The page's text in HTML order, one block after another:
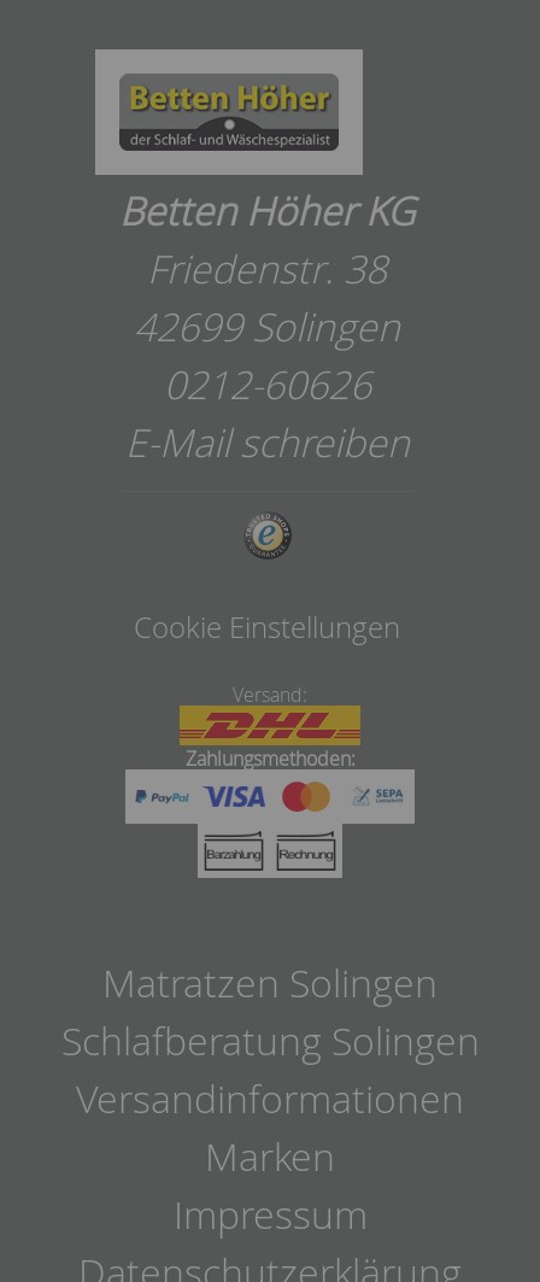
Betten Höher KG
Friedenstr. 38
42699 Solingen
0212-60626
E-Mail schreiben
Cookie Einstellungen
Versand:
Zahlungsmethoden:
Matratzen Solingen
Schlafberatung Solingen
Versandinformationen
Marken
Impressum
Datenschutzerklärung